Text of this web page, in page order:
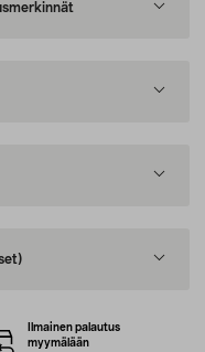
Ilmainen palautus
myymälään